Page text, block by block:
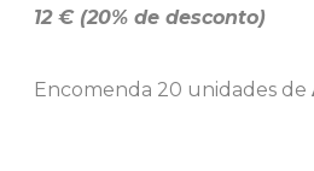
12 € (20% de desconto)
Encomenda 20 unidades de